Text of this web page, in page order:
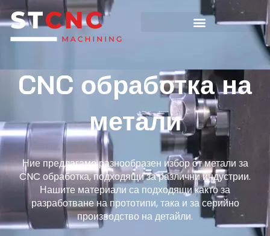
CNC обработка на
метали
Ние предлагаме разнообразен избор от метали за
CNC обработка, подходящи за различни индустрии.
Нашите материали са подходящи както за
разработване на прототипи, така и за серийно
производство на детайли.